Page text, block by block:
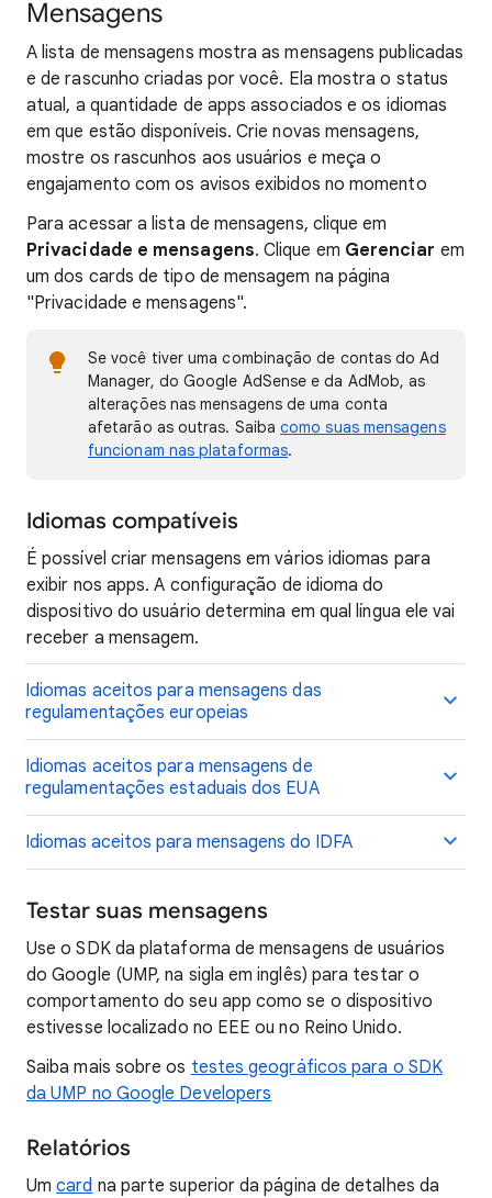
Mensagens
A lista de mensagens mostra as mensagens publicadas
e de rascunho criadas por você. Ela mostra o status
atual, a quantidade de apps associados e os idiomas
em que estão disponíveis. Crie novas mensagens,
mostre os rascunhos aos usuários e meça o
engajamento com os avisos exibidos no momento
Para acessar a lista de mensagens, clique em
Privacidade e mensagens. Clique em Gerenciar em
um dos cards de tipo de mensagem na página
"Privacidade e mensagens".
Se você tiver uma combinação de contas do Ad
Manager, do Google AdSense e da AdMob, as
alterações nas mensagens de uma conta
afetarão as outras. Saibacomo suas mensagens
funcionam nas plataformas.
Idiomas compatíveis
É possível criar mensagens em vários idiomas para
exibir nos apps. A configuração de idioma do
dispositivo do usuário determina em qual língua ele vai
receber a mensagem.
Idiomas aceitos para mensagens das
regulamentações europeias
Idiomas aceitos para mensagens de
regulamentações estaduais dos EUA
Idiomas aceitos para mensagens do IDFA
Testar suas mensagens
Use o SDK da plataforma de mensagens de usuários
do Google (UMP, na sigla em inglês) para testar o
comportamento do seu app como se o dispositivo
estivesse localizado no EEE ou no Reino Unido.
Saiba mais sobre os testes geográficos para o SDK
da UMP no Google Developers
Relatórios
Umcard na parte superior da página de detalhes da